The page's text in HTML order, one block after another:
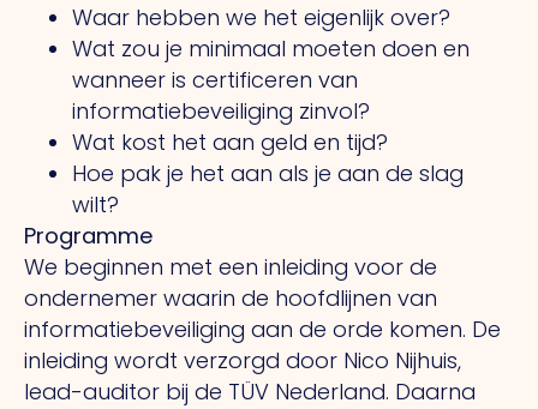
Waar hebben we het eigenlijk over?
Wat zou je minimaal moeten doen en
wanneer is certificeren van
informatiebeveiliging zinvol?
Wat kost het aan geld en tijd?
Hoe pak je het aan als je aan de slag
wilt?
Programme
We beginnen met een inleiding voor de
ondernemer waarin de hoofdlijnen van
informatiebeveiliging aan de orde komen. De
inleiding wordt verzorgd door Nico Nijhuis,
lead-auditor bij de TÜV Nederland. Daarna